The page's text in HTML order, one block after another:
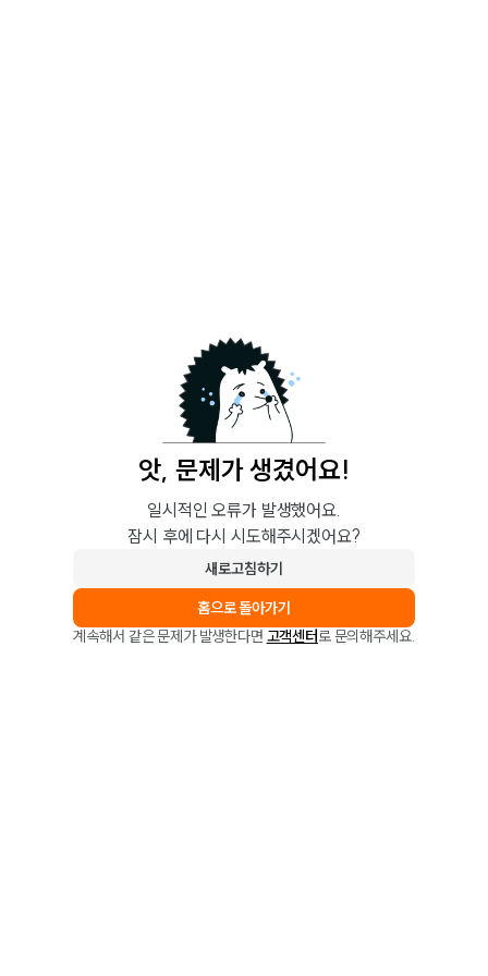
앗, 문제가 생겼어요!
일시적인 오류가 발생했어요.
잠시 후에 다시 시도해주시겠어요?
새로고침하기
홈으로 돌아가기
계속해서 같은 문제가 발생한다면 고객센터로 문의해주세요.